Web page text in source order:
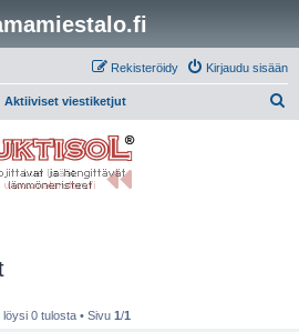
Kirjaudu sisään
Rekisteröidy
Aktiiviset viestiketjut
löysi 0 tulosta • Sivu 1/1